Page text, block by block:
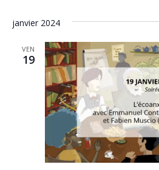
janvier 2024
VEN
19